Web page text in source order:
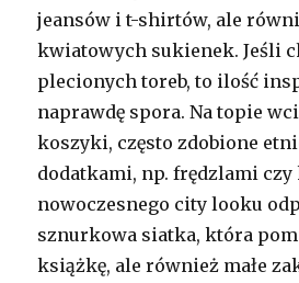
jeansów i t-shirtów, ale
kwiatowych sukienek. Jeśli
plecionych toreb, to ilość
naprawdę spora. Na topie
koszyki, często zdobione
dodatkami, np. frędzlami
nowoczesnego city looku
sznurkowa siatka, która
książkę, ale również małe